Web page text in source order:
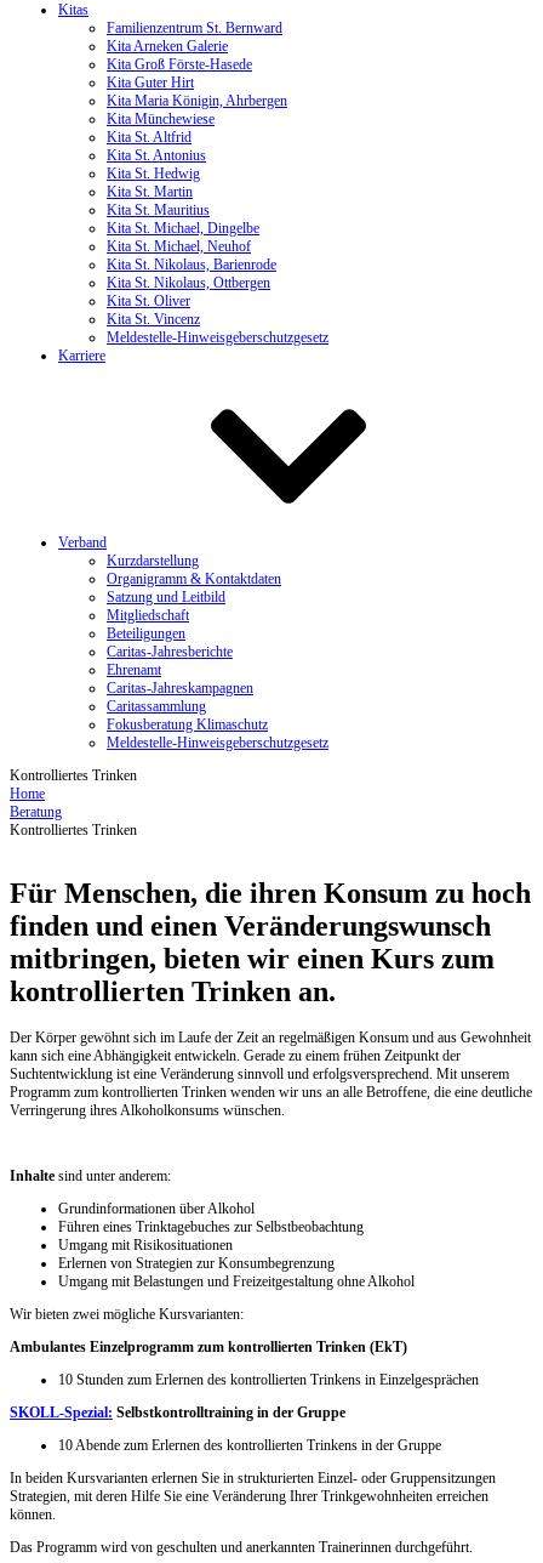
Kitas
Familienzentrum St. Bernward
Kita Arneken Galerie
Kita Groß Förste-Hasede
Kita Guter Hirt
Kita Maria Königin, Ahrbergen
Kita Münchewiese
Kita St. Altfrid
Kita St. Antonius
Kita St. Hedwig
Kita St. Martin
Kita St. Mauritius
Kita St. Michael, Dingelbe
Kita St. Michael, Neuhof
Kita St. Nikolaus, Barienrode
Kita St. Nikolaus, Ottbergen
Kita St. Oliver
Kita St. Vincenz
Meldestelle-Hinweisgeberschutzgesetz
Karriere
Verband
Kurzdarstellung
Organigramm & Kontaktdaten
Satzung und Leitbild
Mitgliedschaft
Beteiligungen
Caritas-Jahresberichte
Ehrenamt
Caritas-Jahreskampagnen
Caritassammlung
Fokusberatung Klimaschutz
Meldestelle-Hinweisgeberschutzgesetz
Kontrolliertes Trinken
Home
Beratung
Kontrolliertes Trinken
Für Menschen, die ihren Konsum zu hoch
finden und einen Veränderungswunsch
mitbringen, bieten wir einen Kurs zum
kontrollierten Trinken an.
Der Körper gewöhnt sich im Laufe der Zeit an regelmäßigen Konsum und aus Gewohnheit
kann sich eine Abhängigkeit entwickeln. Gerade zu einem frühen Zeitpunkt der
Suchtentwicklung ist eine Veränderung sinnvoll und erfolgsversprechend. Mit unserem
Programm zum kontrollierten Trinken wenden wir uns an alle Betroffene, die eine deutliche
Verringerung ihres Alkoholkonsums wünschen.
Inhalte sind unter anderem:
Grundinformationen über Alkohol
Führen eines Trinktagebuches zur Selbstbeobachtung
Umgang mit Risikosituationen
Erlernen von Strategien zur Konsumbegrenzung
Umgang mit Belastungen und Freizeitgestaltung ohne Alkohol
Wir bieten zwei mögliche Kursvarianten:
Ambulantes Einzelprogramm zum kontrollierten Trinken (EkT)
10 Stunden zum Erlernen des kontrollierten Trinkens in Einzelgesprächen
SKOLL-Spezial: Selbstkontrolltraining in der Gruppe
10 Abende zum Erlernen des kontrollierten Trinkens in der Gruppe
In beiden Kursvarianten erlernen Sie in strukturierten Einzel- oder Gruppensitzungen
Strategien, mit deren Hilfe Sie eine Veränderung Ihrer Trinkgewohnheiten erreichen
können.
Das Programm wird von geschulten und anerkannten Trainerinnen durchgeführt.